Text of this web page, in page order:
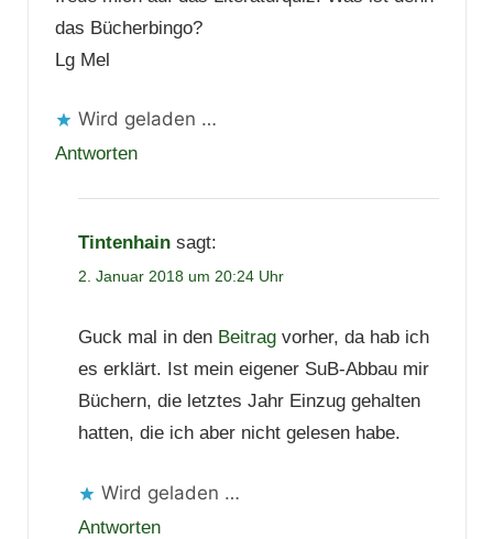
das Bücherbingo?
Lg Mel
Wird geladen …
Antworten
Tintenhain sagt:
2. Januar 2018 um 20:24 Uhr
Guck mal in den Beitrag vorher, da hab ich
es erklärt. Ist mein eigener SuB-Abbau mir
Büchern, die letztes Jahr Einzug gehalten
hatten, die ich aber nicht gelesen habe.
Wird geladen …
Antworten